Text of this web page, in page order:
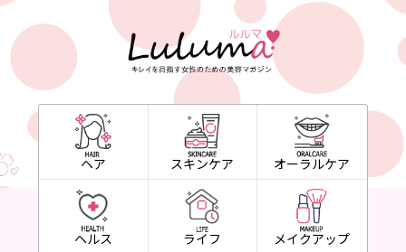
ヘア スキンケア オーラルケア
ヘルス ライフ メイクアップ